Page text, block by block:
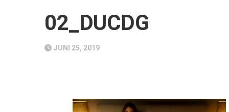
02_DUCDG
JUNI 25, 2019